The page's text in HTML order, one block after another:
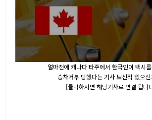
얼마전에 캐나다 타주에서 한국인이 택시
승차거부 당했다는 기사 보신적 있으신
[클릭하시면 해당기사로 연결 됩니